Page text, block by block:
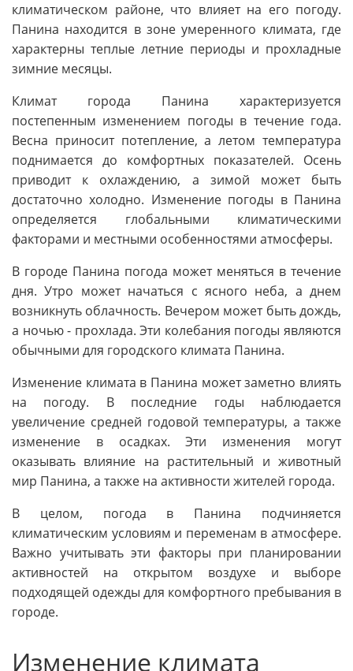
климатическом районе, что влияет на его погоду.
Панина находится в зоне умеренного климата, где
характерны теплые летние периоды и прохладные
зимние месяцы.
Климат города Панина характеризуется
постепенным изменением погоды в течение года.
Весна приносит потепление, а летом температура
поднимается до комфортных показателей. Осень
приводит к охлаждению, а зимой может быть
достаточно холодно. Изменение погоды в Панина
определяется глобальными климатическими
факторами и местными особенностями атмосферы.
В городе Панина погода может меняться в течение
дня. Утро может начаться с ясного неба, а днем
возникнуть облачность. Вечером может быть дождь,
а ночью - прохлада. Эти колебания погоды являются
обычными для городского климата Панина.
Изменение климата в Панина может заметно влиять
на погоду. В последние годы наблюдается
увеличение средней годовой температуры, а также
изменение в осадках. Эти изменения могут
оказывать влияние на растительный и животный
мир Панина, а также на активности жителей города.
В целом, погода в Панина подчиняется
климатическим условиям и переменам в атмосфере.
Важно учитывать эти факторы при планировании
активностей на открытом воздухе и выборе
подходящей одежды для комфортного пребывания в
городе.
Изменение климата